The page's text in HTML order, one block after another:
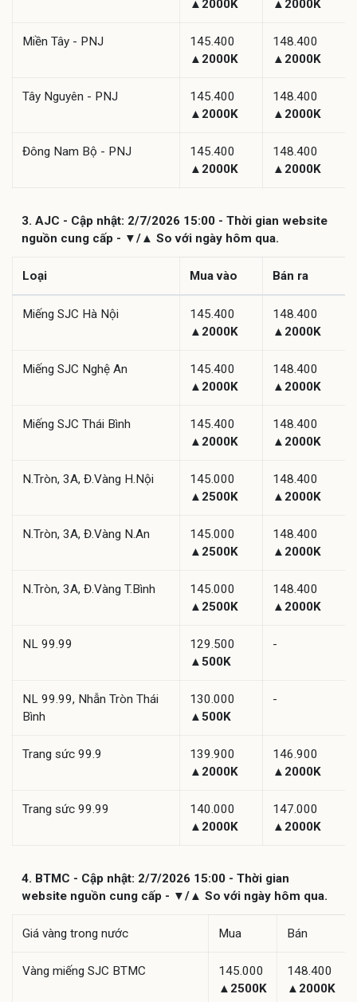
▲2000K
▲2000K
Miền Tây - PNJ
145.400
▲2000K
148.400
▲2000K
Tây Nguyên - PNJ
145.400
▲2000K
148.400
▲2000K
Đông Nam Bộ - PNJ
145.400
▲2000K
148.400
▲2000K
3. AJC - Cập nhật: 2/7/2026 15:00 - Thời gian website
nguồn cung cấp - ▼/▲ So với ngày hôm qua.
Loại Mua vào Bán ra
Miếng SJC Hà Nội
145.400
▲2000K
148.400
▲2000K
Miếng SJC Nghệ An
145.400
▲2000K
148.400
▲2000K
Miếng SJC Thái Bình
145.400
▲2000K
148.400
▲2000K
N.Tròn, 3A, Đ.Vàng H.Nội
145.000
▲2500K
148.400
▲2000K
N.Tròn, 3A, Đ.Vàng N.An
145.000
▲2500K
148.400
▲2000K
N.Tròn, 3A, Đ.Vàng T.Bình
145.000
▲2500K
148.400
▲2000K
NL 99.99
129.500
▲500K
-
NL 99.99, Nhẫn Tròn Thái
Bình
130.000
▲500K
-
Trang sức 99.9
139.900
▲2000K
146.900
▲2000K
Trang sức 99.99
140.000
▲2000K
147.000
▲2000K
4. BTMC - Cập nhật: 2/7/2026 15:00 - Thời gian
website nguồn cung cấp - ▼/▲ So với ngày hôm qua.
Giá vàng trong nước Mua Bán
Vàng miếng SJC BTMC
145.000
▲2500K
148.400
▲2000K